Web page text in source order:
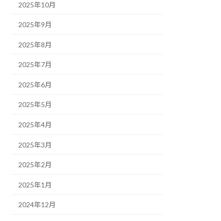
2025年10月
2025年9月
2025年8月
2025年7月
2025年6月
2025年5月
2025年4月
2025年3月
2025年2月
2025年1月
2024年12月